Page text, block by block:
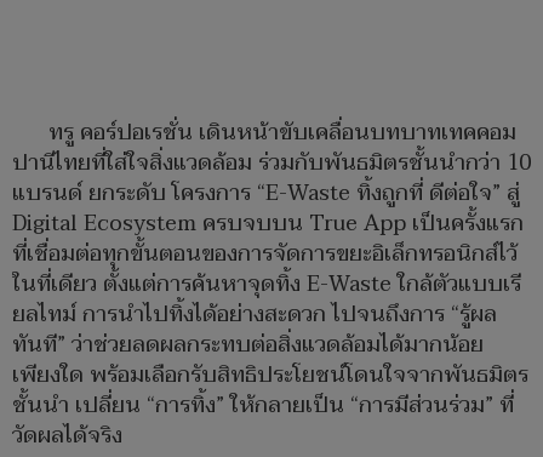
ทรู คอร์ปอเรชั่น เดินหน้าขับเคลื่อนบทบาทเทคคอม
ปานีไทยที่ใส่ใจสิ่งแวดล้อม ร่วมกับพันธมิตรชั้นนำกว่า 10
แบรนด์ ยกระดับ โครงการ “E-Waste ทิ้งถูกที่ ดีต่อใจ” สู่
Digital Ecosystem ครบจบบน True App เป็นครั้งแรก
ที่เชื่อมต่อทุกขั้นตอนของการจัดการขยะอิเล็กทรอนิกส์ไว้
ในที่เดียว ตั้งแต่การค้นหาจุดทิ้ง E-Waste ใกล้ตัวแบบเรี
ยลไทม์ การนำไปทิ้งได้อย่างสะดวก ไปจนถึงการ “รู้ผล
ทันที” ว่าช่วยลดผลกระทบต่อสิ่งแวดล้อมได้มากน้อย
เพียงใด พร้อมเลือกรับสิทธิประโยชน์โดนใจจากพันธมิตร
ชั้นนำ เปลี่ยน “การทิ้ง” ให้กลายเป็น “การมีส่วนร่วม” ที่
วัดผลได้จริง